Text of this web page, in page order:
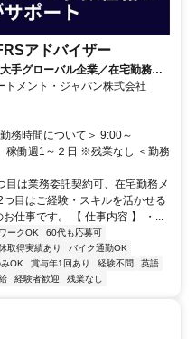
アドバイザー
手グローバル企業／在宅勤務メ
ーメント・ジャパン株式会社
務時間について＞ 9:00～
稼働週1～２日 ※残業なし ＜勤務
は業務委託契約可、在宅勤務メ
目はご経験・スキルを活かせる
仕事です。 【 仕事内容 】 ・...
ークOK
60代も応募可
取得実績あり
バイク通勤OK
OK 賞与年1回あり 経験不問
英語
経験者歓迎 残業なし